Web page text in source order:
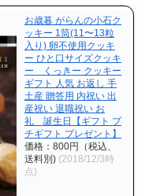
お歳暮 がらんの小石ク
ッキー 1筒(11〜13粒
入り) 卵不使用クッキ
ー ひと口サイズクッキ
ー くっきー クッキー
ギフト 人気 お返し 手
土産 贈答用 内祝い 出
産祝い 退職祝い お
礼 誕生日【ギフト プ
チギフト プレゼント】
価格：800円（税込、
送料別) (2018/12/3時
点)